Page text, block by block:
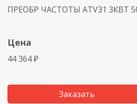
ПРЕОБР ЧАСТОТЫ ATV31 3КВТ
Цена
44 364 ₽
Заказать